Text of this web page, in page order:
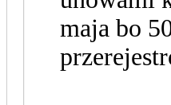
maja bo